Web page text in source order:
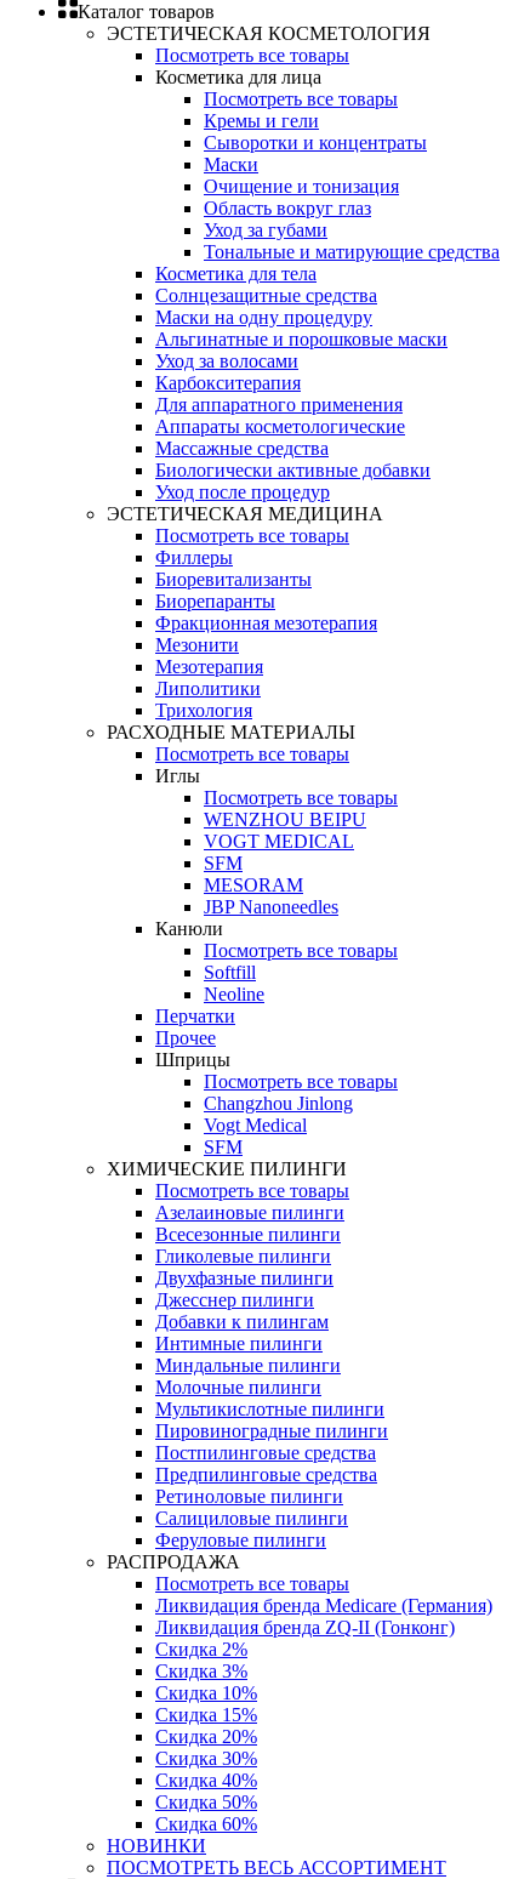
Каталог товаров
ЭСТЕТИЧЕСКАЯ КОСМЕТОЛОГИЯ
Посмотреть все товары
Косметика для лица
Посмотреть все товары
Кремы и гели
Сыворотки и концентраты
Маски
Очищение и тонизация
Область вокруг глаз
Уход за губами
Тональные и матирующие средства
Косметика для тела
Солнцезащитные средства
Маски на одну процедуру
Альгинатные и порошковые маски
Уход за волосами
Карбокситерапия
Для аппаратного применения
Аппараты косметологические
Массажные средства
Биологически активные добавки
Уход после процедур
ЭСТЕТИЧЕСКАЯ МЕДИЦИНА
Посмотреть все товары
Филлеры
Биоревитализанты
Биорепаранты
Фракционная мезотерапия
Мезонити
Мезотерапия
Липолитики
Трихология
РАСХОДНЫЕ МАТЕРИАЛЫ
Посмотреть все товары
Иглы
Посмотреть все товары
WENZHOU BEIPU
VOGT MEDICAL
SFM
MESORAM
JBP Nanoneedles
Канюли
Посмотреть все товары
Softfill
Neoline
Перчатки
Прочее
Шприцы
Посмотреть все товары
Changzhou Jinlong
Vogt Medical
SFM
ХИМИЧЕСКИЕ ПИЛИНГИ
Посмотреть все товары
Азелаиновые пилинги
Всесезонные пилинги
Гликолевые пилинги
Двухфазные пилинги
Джесснер пилинги
Добавки к пилингам
Интимные пилинги
Миндальные пилинги
Молочные пилинги
Мультикислотные пилинги
Пировиноградные пилинги
Постпилинговые средства
Предпилинговые средства
Ретиноловые пилинги
Салициловые пилинги
Феруловые пилинги
РАСПРОДАЖА
Посмотреть все товары
Ликвидация бренда Medicare (Германия)
Ликвидация бренда ZQ-II (Гонконг)
Скидка 2%
Скидка 3%
Скидка 10%
Скидка 15%
Скидка 20%
Скидка 30%
Скидка 40%
Скидка 50%
Скидка 60%
НОВИНКИ
ПОСМОТРЕТЬ ВЕСЬ АССОРТИМЕНТ